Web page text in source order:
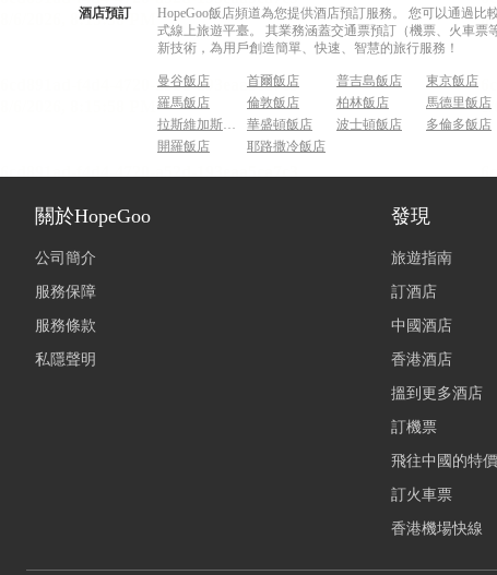
酒店預訂
HopeGoo飯店頻道為您提供酒店預訂服務。 您可以通過
式線上旅遊平臺。 其業務涵蓋交通票預訂（機票、火車票
新技術，為用戶創造簡單、快速、智慧的旅行服務！
曼谷飯店 首爾飯店 普吉島飯店 東京飯店
羅馬飯店
倫敦飯店 柏林飯店 馬德里飯店
拉斯維加斯飯店
華盛頓飯店 波士頓飯店 多倫多飯店
開羅飯店
耶路撒冷飯店
關於HopeGoo
公司簡介
服務保障
服務條款
私隱聲明
發現
旅遊指南
訂酒店
中國酒店
香港酒店
搵到更多酒店
訂機票
飛往中國的特
訂火車票
香港機場快線